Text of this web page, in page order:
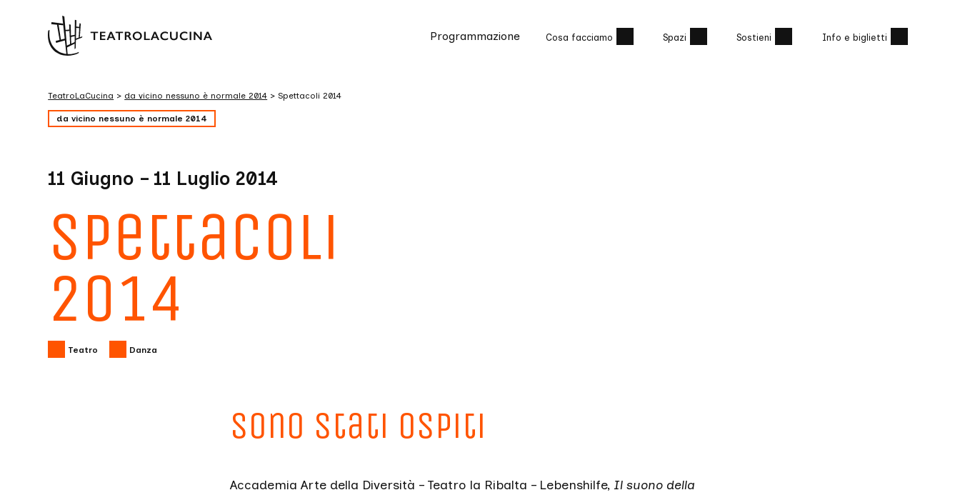
Programmazione Cosa facciamo Spazi Sostieni Info e biglietti
TeatroLaCucina > da vicino nessuno è normale 2014 >Spettacoli 2014
da vicino nessuno è normale 2014
11 Giugno – 11 Luglio 2014
Spettacoli
2014
Teatro Danza
Sono stati ospiti
Accademia Arte della Diversità – Teatro la Ribalta – Lebenshilfe, Il suono della